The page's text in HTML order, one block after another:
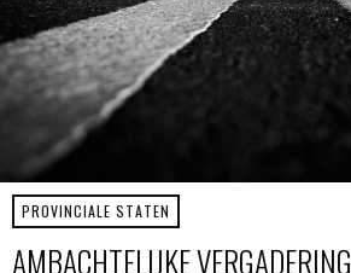
PROVINCIALE STATEN
AMBACHTELIJKE VERGADERING